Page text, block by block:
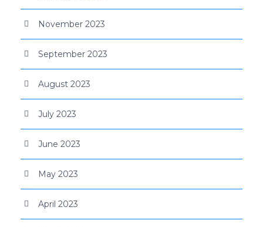
November 2023
September 2023
August 2023
July 2023
June 2023
May 2023
April 2023